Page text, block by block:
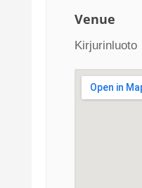
Venue
Kirjurinluoto